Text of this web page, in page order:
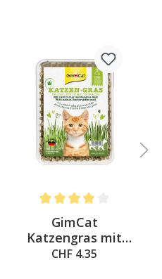
GimCat
Katzengras mit
natürlicher
CHF 4.35